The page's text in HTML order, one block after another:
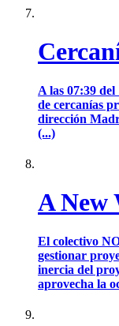
A las 07:39
de cercanías
dirección
(...)
A New
El colectivo
gestionar
inercia del
aprovecha la